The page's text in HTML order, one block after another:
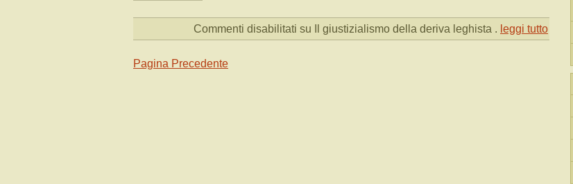
Commenti disabilitati su Il giustizialismo della deriva leghista . leggi tutto
Pagina Precedente